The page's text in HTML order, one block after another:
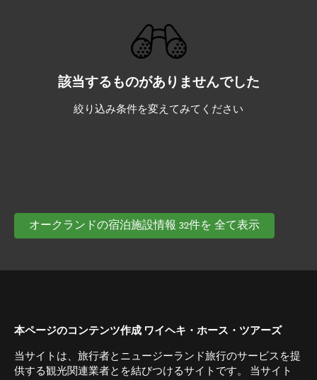
該当するものがありませんでした
絞り込み条件を変えてみてください
オークランドの宿泊施設情報 32件を 全て表示
本ページのコンテンツ作成 ワイヘキ・ホース・ツアーズ
当サイトは、旅行者とニュージーランド旅行のサービスを提
供する観光関連業者とを結びつけるサイトです。 当サイト